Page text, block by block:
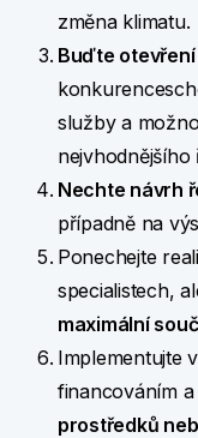
změna klimatu.
Buďte otevření
služby a
Nechte návrh
případně na
Ponechejte
specialistech,
maximální
Implementujte
financováním a
prostředků